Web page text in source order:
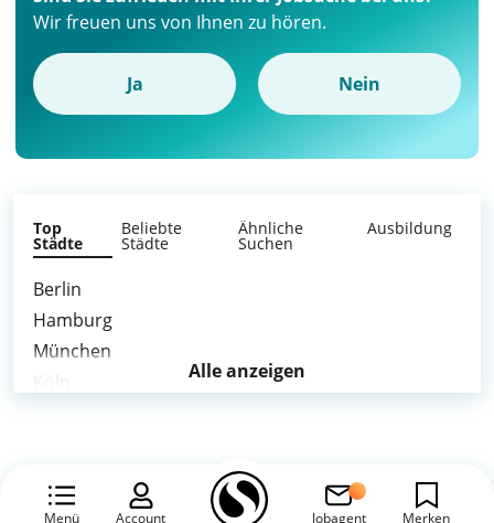
Menü Account Jobagent Merken
Wir freuen uns von Ihnen zu hören.
Ja Nein
Top
Städte
Beliebte
Städte
Ähnliche
Suchen
Ausbildung
Berlin
Hamburg
München
Leipzig
Alle anzeigen